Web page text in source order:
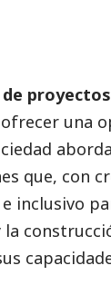
ofrecer una
que, con
inclusivo